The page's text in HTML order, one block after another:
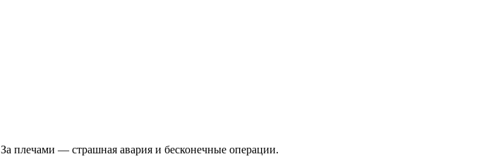
плечами — страшная авария и бесконечные операции.